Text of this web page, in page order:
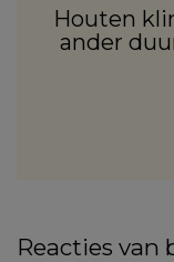
Houten
ander
Reacties van